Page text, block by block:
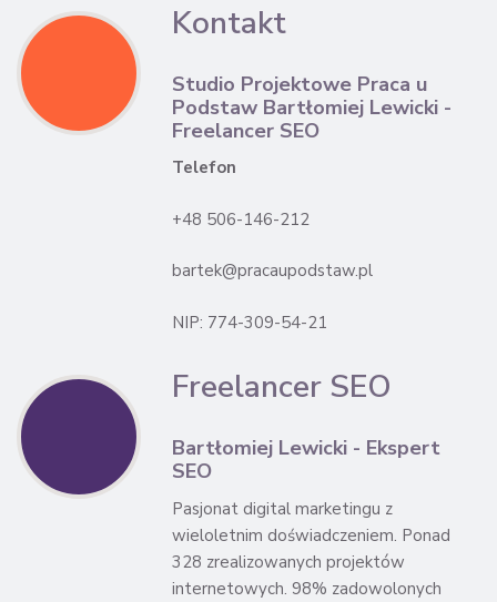
Kontakt
Studio Projektowe Praca u
Podstaw Bartłomiej Lewicki -
Freelancer SEO
Telefon
+48 506-146-212
bartek@pracaupodstaw.pl
NIP: 774-309-54-21
Freelancer SEO
Bartłomiej Lewicki - Ekspert
SEO
Pasjonat digital marketingu z
wieloletnim doświadczeniem. Ponad
328 zrealizowanych projektów
internetowych. 98% zadowolonych